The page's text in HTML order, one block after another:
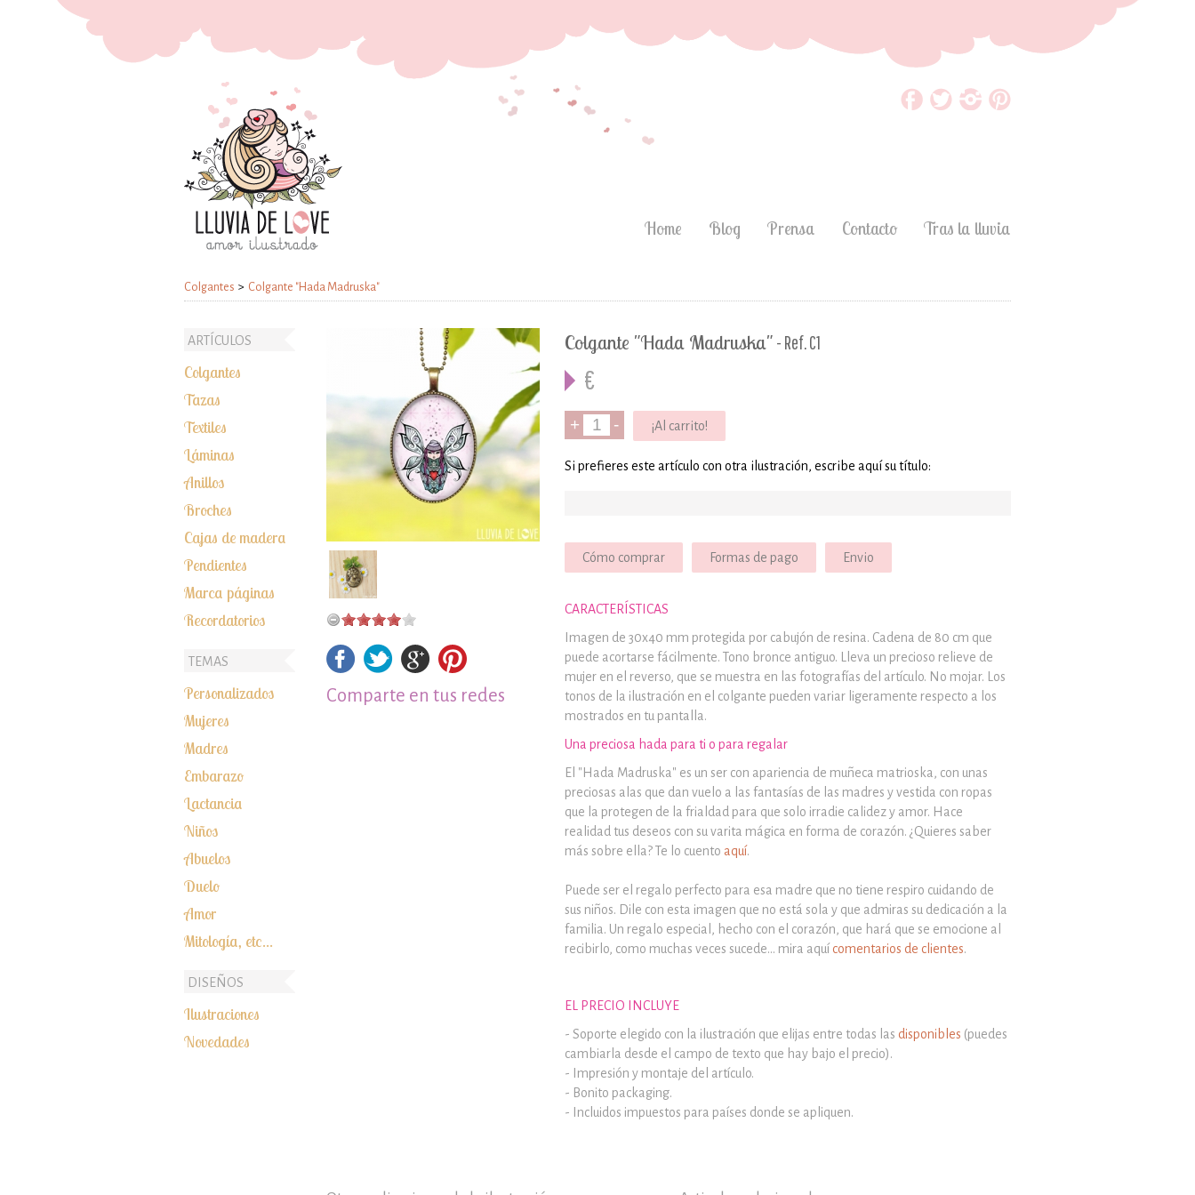
Home Blog Prensa Contacto Tras la lluvia
Colgantes > Colgante "Hada Madruska"
Comparte en tus redes
Colgante "Hada Madruska" - Ref. C1
€
+ - ¡Al carrito!
Si prefieres este artículo con otra ilustración, escribe aquí su título:
Cómo comprar Formas de pago Envio
CARACTERÍSTICAS
Imagen de 30x40 mm protegida por cabujón de resina. Cadena de 80 cm que
puede acortarse fácilmente. Tono bronce antiguo. Lleva un precioso relieve de
mujer en el reverso, que se muestra en las fotografías del artículo. No mojar. Los
tonos de la ilustración en el colgante pueden variar ligeramente respecto a los
mostrados en tu pantalla.
Una preciosa hada para ti o para regalar
El "Hada Madruska" es un ser con apariencia de muñeca matrioska, con unas
preciosas alas que dan vuelo a las fantasías de las madres y vestida con ropas
que la protegen de la frialdad para que solo irradie calidez y amor. Hace
realidad tus deseos con suvarita mágica en forma de corazón. ¿Quieres saber
más sobre ella? Te lo cuento aquí.
Puede ser el regalo perfecto para esa madre que no tiene respiro cuidando de
sus niños. Dile con esta imagen que no está sola y que admiras su dedicación a la
familia. Un regalo especial, hecho con el corazón, que hará que se emocione al
recibirlo, como muchas veces sucede... mira aquí comentarios de clientes.
EL PRECIO INCLUYE
- Soporte elegido con la ilustración que elijas entre todas las disponibles (puedes
cambiarla desde el campo de texto que hay bajo el precio).
- Impresión y montaje del artículo.
- Bonito packaging.
- Incluidos impuestos para países donde se apliquen.
ARTÍCULOS
Colgantes
Tazas
Textiles
Láminas
Anillos
Broches
Cajas de madera
Pendientes
Marca páginas
Recordatorios
TEMAS
Personalizados
Mujeres
Madres
Embarazo
Lactancia
Niños
Abuelos
Duelo
Amor
Mitología, etc...
DISEÑOS
Ilustraciones
Novedades